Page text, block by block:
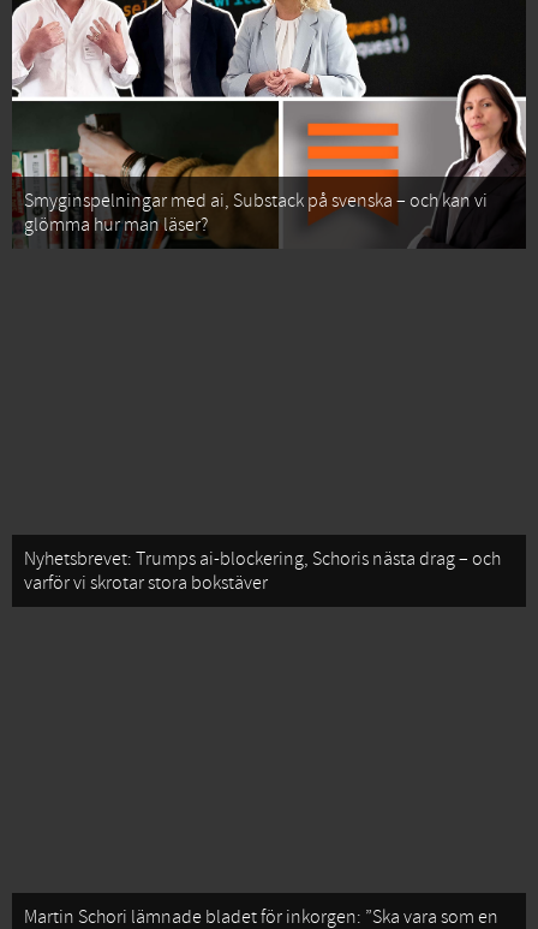
Smyginspelningar med ai, Substack på svenska – och kan vi
glömma hur man läser?
Nyhetsbrevet: Trumps ai-blockering, Schoris nästa drag – och
varför vi skrotar stora bokstäver
Martin Schori lämnade bladet för inkorgen: ”Ska vara som en